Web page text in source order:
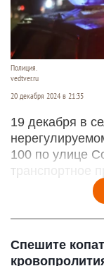
Полиция.
vedtver.ru
20 декабря 2024 в 21:35
19 декабря в
100 по улице
транспортное
Спешите